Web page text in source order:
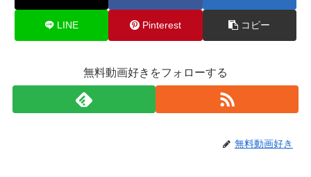
LINE Pinterest コピー
無料動画好きをフォローする
無料動画好き